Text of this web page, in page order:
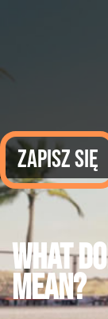
Zapisz się
What
mean?